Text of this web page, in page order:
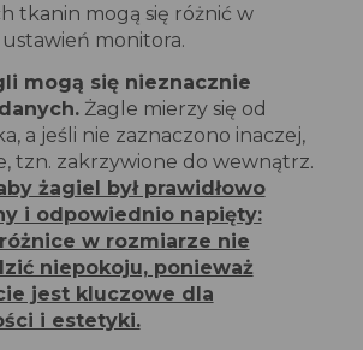
tkanin mogą się różnić w
monitora.
mogą się nieznacznie
Żagle mierzy się od
a jeśli nie zaznaczono inaczej,
tzn. zakrzywione do wewnątrz.
żagiel był prawidłowo
i odpowiednio napięty:
w rozmiarze nie
niepokoju, ponieważ
jest kluczowe dla
i estetyki.